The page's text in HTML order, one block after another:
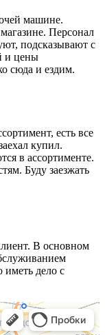
машине.
Персонал
подсказывают с
и цены
сюда и ездим.
есть все
купил.
в ассортименте.
Буду заезжать
В основном
иметь дело с